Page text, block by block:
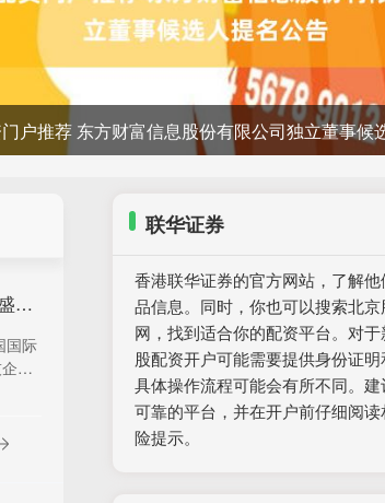
户推荐 东方财富信息股份有限公司独立董事候
买股票可以加杠杆吗 通用电气医疗：订单增长、市场需求旺盛拉动营收走高
国际
业
联华证券
香港联华证券的官方网站，了解
品信息。同时，你也可以搜索北
网，找到适合你的配资平台。对
股配资开户可能需要提供身份证明
具体操作流程可能会有所不同。建
可靠的平台，并在开户前仔细阅
险提示。